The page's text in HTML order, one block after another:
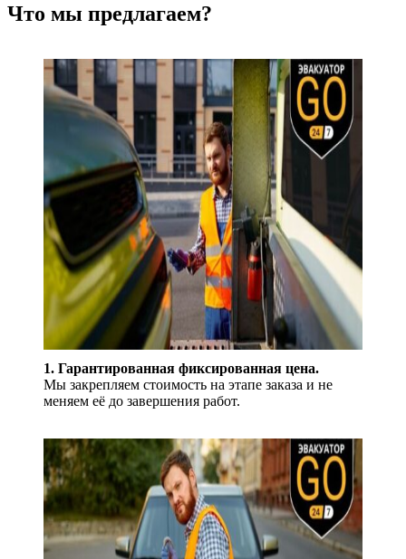
Что мы предлагаем?
1. Гарантированная фиксированная цена.
Мы закрепляем стоимость на этапе заказа и не
меняем её до завершения работ.